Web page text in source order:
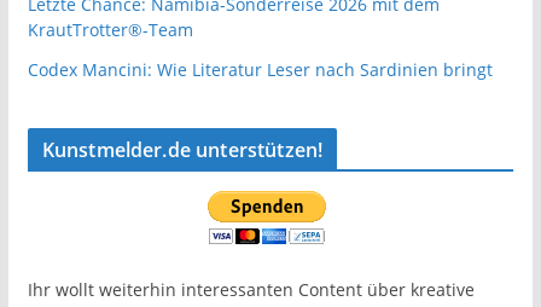
KrautTrotter®-Team
Codex Mancini: Wie Literatur Leser nach Sardinien bringt
Kunstmelder.de unterstützen!
Ihr wollt weiterhin interessanten Content über kreative